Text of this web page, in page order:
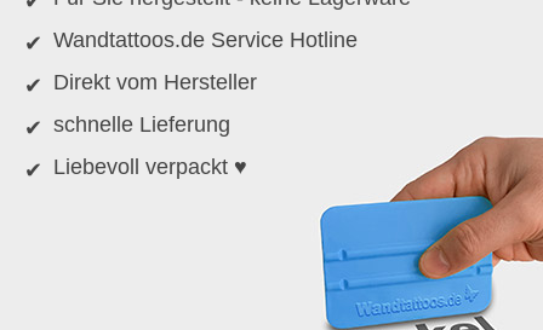
Wandtattoos.de Service Hotline
Direkt vom Hersteller
schnelle Lieferung
Liebevoll verpackt ♥